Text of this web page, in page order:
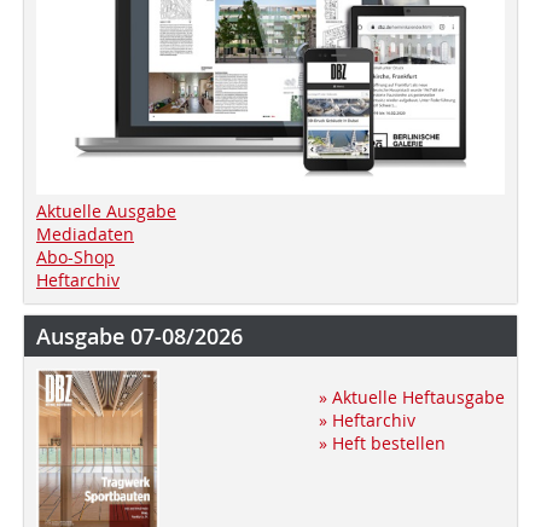
Aktuelle Ausgabe
Mediadaten
Abo-Shop
Heftarchiv
Ausgabe 07-08/2026
» Aktuelle Heftausgabe
» Heftarchiv
» Heft bestellen